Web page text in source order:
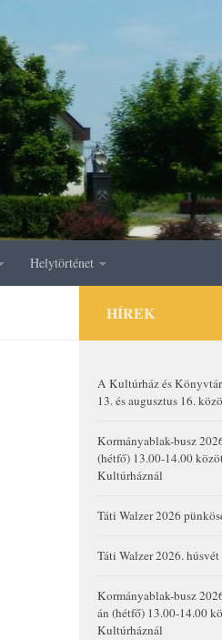
Helytörténet
HÍREK
A Kultúrház és
13. és augusztus 16.
Kormányablak-busz
(hétfő) 13.00-14.00
Kultúrháznál
Táti Walzer 2026
Táti Walzer 2026. húsvét
Kormányablak-busz
án (hétfő) 13.00-14.00
Kultúrháznál